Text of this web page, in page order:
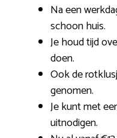
Na een
schoon huis.
Je houd tijd
doen.
Ook de
genomen.
Je kunt met
uitnodigen.